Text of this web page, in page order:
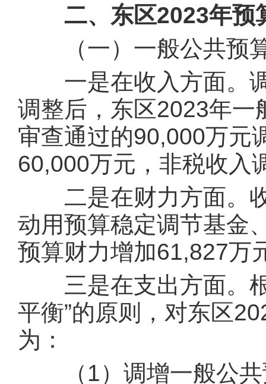
二、东区2023年预
（一）一般公共预
一是在收入方面。调
调整后，东区2023年一
审查通过的90,000万元
60,000万元，非税收入
二是在财力方面。收
动用预算稳定调节基金
预算财力增加61,827万
三是在支出方面。根
平衡”的原则，对东区
为：
（1）调增一般公共